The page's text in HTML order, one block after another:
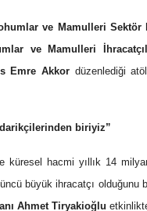
ve Mamulleri Sektör
ve Mamulleri
Emre Akkor düzenlediği
biriyiz”
küresel hacmi yıllık 14
büyük ihracatçı olduğunu
Ahmet Tiryakioğlu